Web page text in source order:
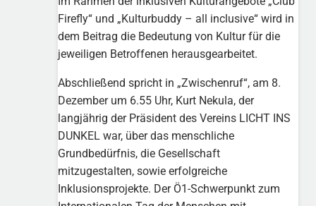
Firefly“ und „Kulturbuddy – all inclusive“ wird in
dem Beitrag die Bedeutung von Kultur für die
jeweiligen Betroffenen herausgearbeitet.
Abschließend spricht in „Zwischenruf“, am 8.
Dezember um 6.55 Uhr, Kurt Nekula, der
langjährig der Präsident des Vereins LICHT INS
DUNKEL war, über das menschliche
Grundbedürfnis, die Gesellschaft
mitzugestalten, sowie erfolgreiche
Inklusionsprojekte. Der Ö1-Schwerpunkt zum